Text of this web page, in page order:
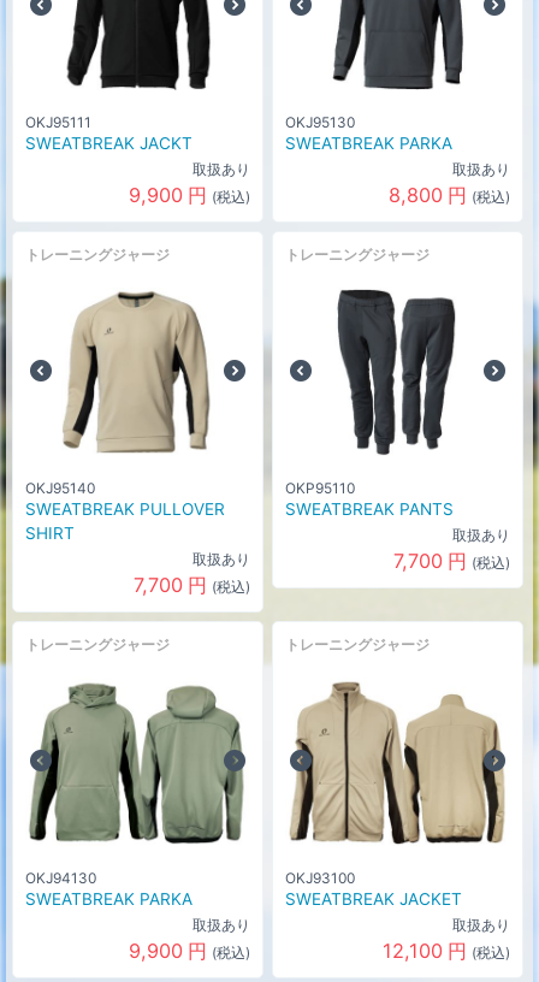
OKJ95111
SWEATBREAK JACKT
取扱あり
9,900 円 (税込)
OKJ95130
SWEATBREAK PARKA
取扱あり
8,800 円 (税込)
トレーニングジャージ
OKJ95140
SWEATBREAK PULLOVER
SHIRT
取扱あり
7,700 円 (税込)
トレーニングジャージ
OKP95110
SWEATBREAK PANTS
取扱あり
7,700 円 (税込)
トレーニングジャージ
OKJ94130
SWEATBREAK PARKA
取扱あり
9,900 円 (税込)
トレーニングジャージ
OKJ93100
SWEATBREAK JACKET
取扱あり
12,100 円 (税込)